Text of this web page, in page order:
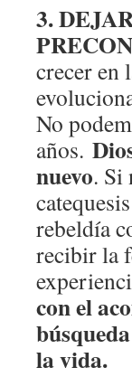
3.
crecer en
No
años.
nuevo. Si
rebeldía
recibir la
con el
la vida.